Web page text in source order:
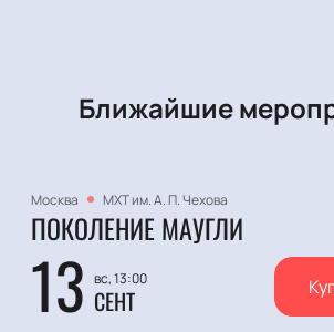
Ближайшие
Москва МХТ им. А. П. Чехова
ПОКОЛЕНИЕ МАУГЛИ
13 вс, 13:00
СЕНТ